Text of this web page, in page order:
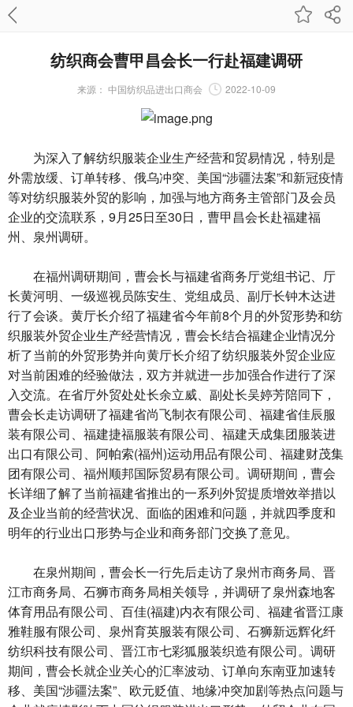
纺织商会曹甲昌会长一行赴福建调研
来源： 中国纺织品进出口商会 2022-10-09
为深入了解纺织服装企业生产经营和贸易情况，特别是
外需放缓、订单转移、俄乌冲突、美国“涉疆法案”和新冠疫情
等对纺织服装外贸的影响，加强与地方商务主管部门及会员
企业的交流联系，9月25日至30日，曹甲昌会长赴福建福
州、泉州调研。
在福州调研期间，曹会长与福建省商务厅党组书记、厅
长黄河明、一级巡视员陈安生、党组成员、副厅长钟木达进
行了会谈。黄厅长介绍了福建省今年前8个月的外贸形势和纺
织服装外贸企业生产经营情况，曹会长结合福建企业情况分
析了当前的外贸形势并向黄厅长介绍了纺织服装外贸企业应
对当前困难的经验做法，双方并就进一步加强合作进行了深
入交流。在省厅外贸处处长余立威、副处长吴婷芳陪同下，
曹会长走访调研了福建省尚飞制衣有限公司、福建省佳辰服
装有限公司、福建捷福服装有限公司、福建天成集团服装进
出口有限公司、阿帕索(福州)运动用品有限公司、福建财茂集
团有限公司、福州顺邦国际贸易有限公司。调研期间，曹会
长详细了解了当前福建省推出的一系列外贸提质增效举措以
及企业当前的经营状况、面临的困难和问题，并就四季度和
明年的行业出口形势与企业和商务部门交换了意见。
在泉州期间，曹会长一行先后走访了泉州市商务局、晋
江市商务局、石狮市商务局相关领导，并调研了泉州森地客
体育用品有限公司、百佳(福建)内衣有限公司、福建省晋江康
雅鞋服有限公司、泉州育英服装有限公司、石狮新远辉化纤
纺织科技有限公司、晋江市七彩狐服装织造有限公司。调研
期间，曹会长就企业关心的汇率波动、订单向东南亚加速转
移、美国“涉疆法案”、欧元贬值、地缘冲突加剧等热点问题与